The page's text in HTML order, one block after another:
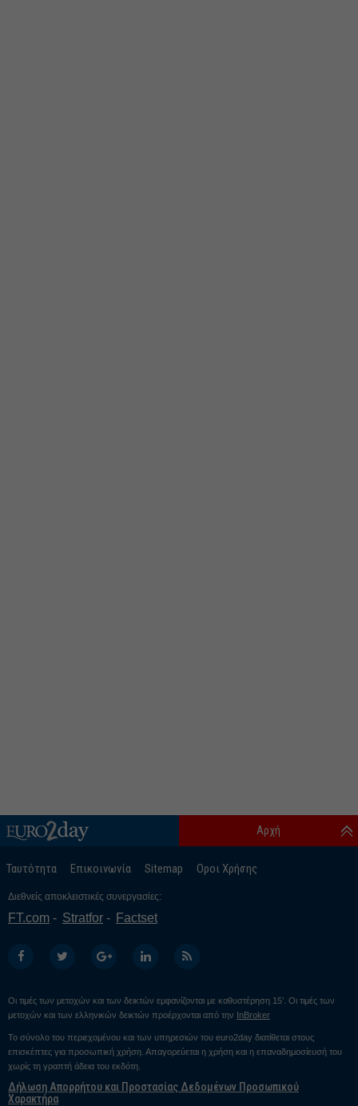
Ταυτότητα Επικοινωνία Sitemap Οροι Χρήσης
Αρχή
Διεθνείς αποκλειστικές συνεργασίες:
FT.com Stratfor Factset
Οι τιμές των μετοχών και των δεικτών εμφανίζονται με καθυστέρηση 15’. Οι τιμές των
μετοχών και των ελληνικών δεικτών προέρχονται από την InBroker
Το σύνολο του περιεχομένου και των υπηρεσιών του euro2day διατίθεται στους
επισκέπτες για προσωπική χρήση. Απαγορεύεται η χρήση και η επαναδημοσίευσή του
χωρίς τη γραπτή άδεια του εκδότη.
Δήλωση Απορρήτου και Προστασίας Δεδομένων Προσωπικού
Χαρακτήρα